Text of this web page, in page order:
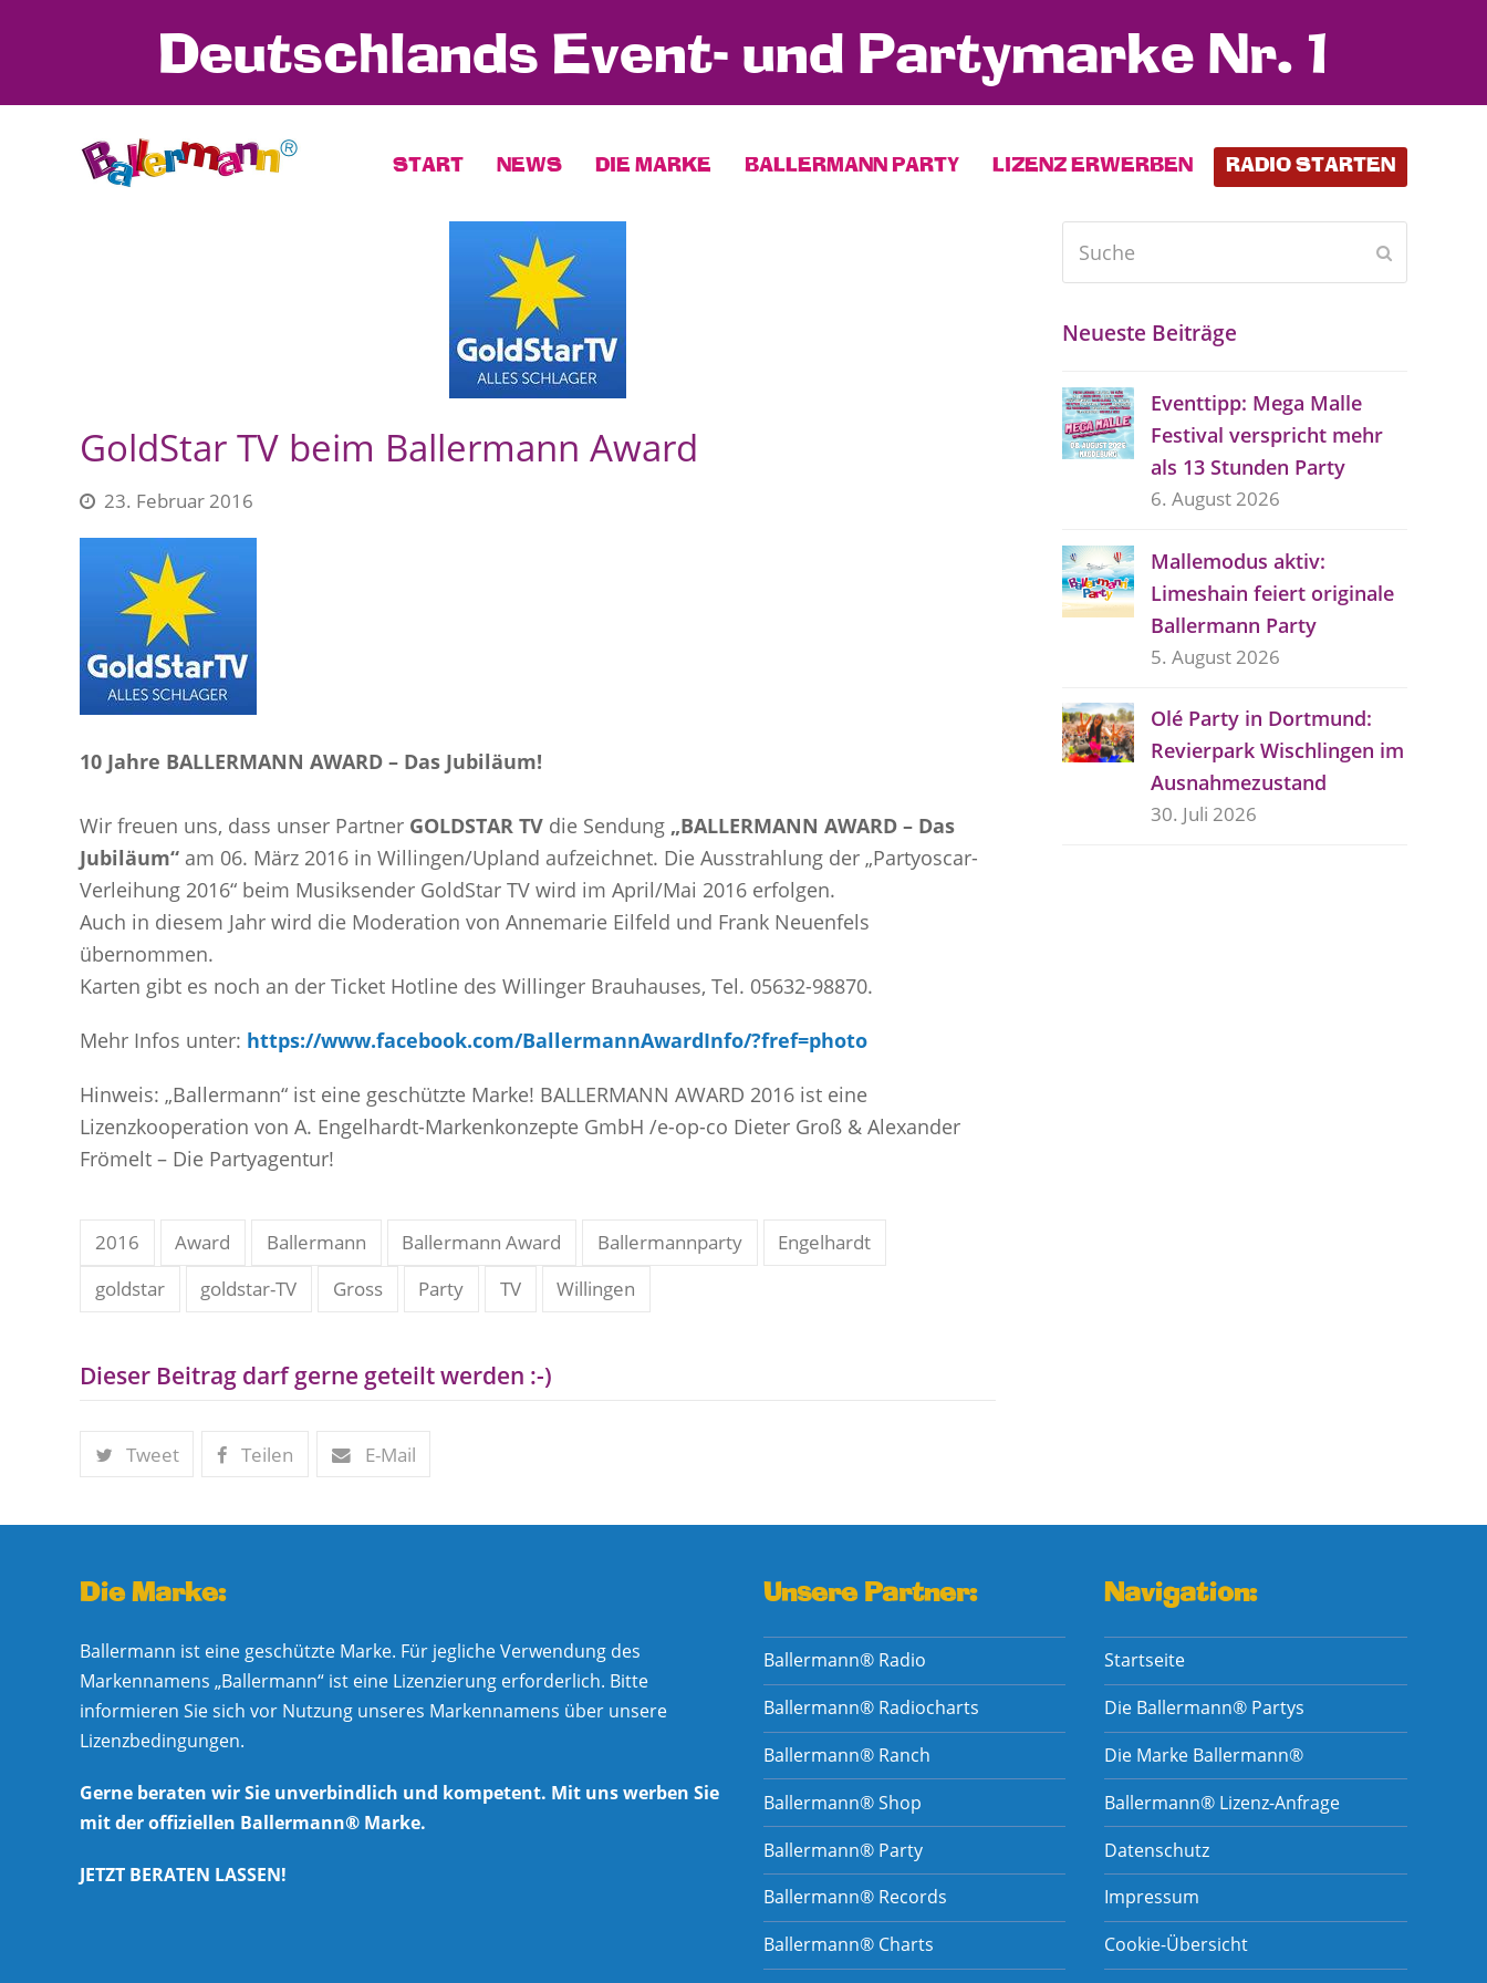
Deutschlands Event- und Partymarke Nr. 1
START NEWS DIE MARKE BALLERMANN PARTY LIZENZ ERWERBEN RADIO STARTEN
GoldStar TV beim Ballermann Award
23. Februar 2016
10 Jahre BALLERMANN AWARD – Das Jubiläum!
Wir freuen uns, dass unser Partner GOLDSTAR TV die Sendung „BALLERMANN AWARD – Das
Jubiläum“ am 06. März 2016 in Willingen/Upland aufzeichnet. Die Ausstrahlung der „Partyoscar-
Verleihung 2016“ beim Musiksender GoldStar TV wird im April/Mai 2016 erfolgen.
Auch in diesem Jahr wird die Moderation von Annemarie Eilfeld und Frank Neuenfels
übernommen.
Karten gibt es noch an der Ticket Hotline des Willinger Brauhauses, Tel. 05632-98870.
Mehr Infos unter: https://www.facebook.com/BallermannAwardInfo/?fref=photo
Hinweis: „Ballermann“ ist eine geschützte Marke! BALLERMANN AWARD 2016 ist eine
Lizenzkooperation von A. Engelhardt-Markenkonzepte GmbH /e-op-co Dieter Groß & Alexander
Frömelt – Die Partyagentur!
2016 Award Ballermann Ballermann Award Ballermannparty
Engelhardt
goldstar
goldstar-TV Gross Party TV Willingen
Dieser Beitrag darf gerne geteilt werden :-)
Tweet Teilen E-Mail
Neueste Beiträge
Eventtipp: Mega Malle
Festival verspricht mehr
als 13 Stunden Party
6. August 2026
Mallemodus aktiv:
Limeshain feiert originale
Ballermann Party
5. August 2026
Olé Party in Dortmund:
Revierpark Wischlingen im
Ausnahmezustand
30. Juli 2026
Die Marke:
Ballermann ist eine geschützte Marke. Für jegliche Verwendung des
Markennamens „Ballermann“ ist eine Lizenzierung erforderlich. Bitte
informieren Sie sich vor Nutzung unseres Markennamens über unsere
Lizenzbedingungen.
Gerne beraten wir Sie unverbindlich und kompetent. Mit uns werben Sie
mit der offiziellen Ballermann® Marke.
JETZT BERATEN LASSEN!
Unsere Partner:
Ballermann® Radio
Ballermann® Radiocharts
Ballermann® Ranch
Ballermann® Shop
Ballermann® Party
Ballermann® Records
Ballermann® Charts
Navigation:
Startseite
Die Ballermann® Partys
Die Marke Ballermann®
Ballermann® Lizenz-Anfrage
Datenschutz
Impressum
Cookie-Übersicht